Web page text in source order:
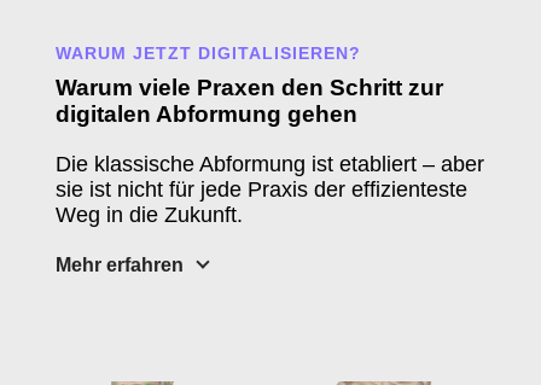
WARUM JETZT DIGITALISIEREN?
Warum viele Praxen den Schritt zur
digitalen Abformung gehen
Die klassische Abformung ist etabliert – aber
sie ist nicht für jede Praxis der effizienteste
Weg in die Zukunft.
Mehr erfahren